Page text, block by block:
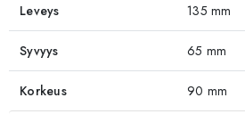
Leveys 135 mm
Syvyys 65 mm
Korkeus 90 mm